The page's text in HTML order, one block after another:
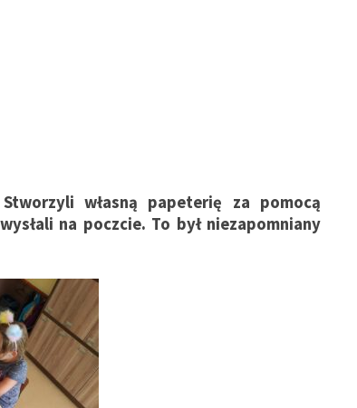
własną papeterię za pomocą
na poczcie. To był niezapomniany